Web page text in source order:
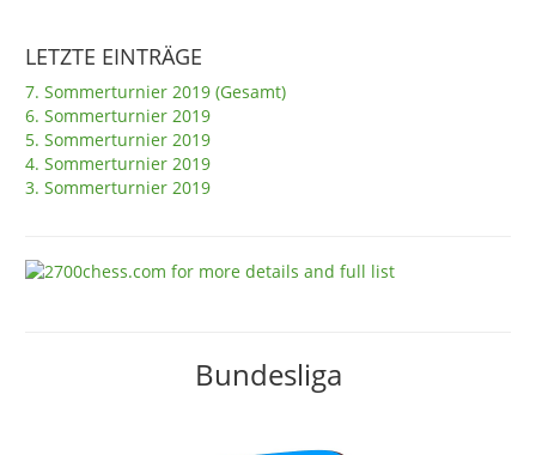
LETZTE EINTRÄGE
7. Sommerturnier 2019 (Gesamt)
6. Sommerturnier 2019
5. Sommerturnier 2019
4. Sommerturnier 2019
3. Sommerturnier 2019
Bundesliga